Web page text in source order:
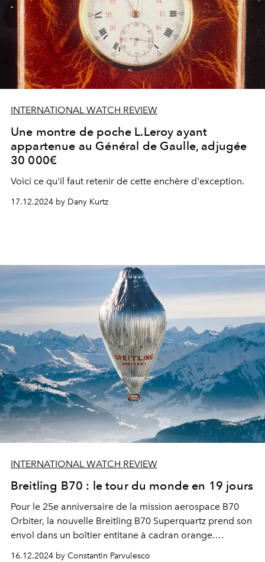
INTERNATIONAL WATCH REVIEW
Une montre de poche L.Leroy ayant
appartenue au Général de Gaulle, adjugée
30 000€
Voici ce qu'il faut retenir de cette enchère d'exception.
17.12.2024 by Dany Kurtz
INTERNATIONAL WATCH REVIEW
Breitling B70 : le tour du monde en 19 jours
Pour le 25e anniversaire de la mission aerospace B70
Orbiter, la nouvelle Breitling B70 Superquartz prend son
envol dans un boîtier entitane à cadran orange.
16.12.2024 by Constantin Parvulesco